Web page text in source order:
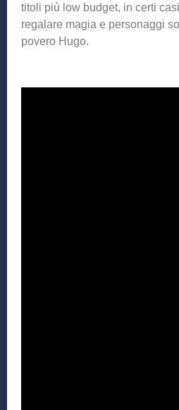
titoli più low budget, in certi
regalare magia e personaggi
povero Hugo.